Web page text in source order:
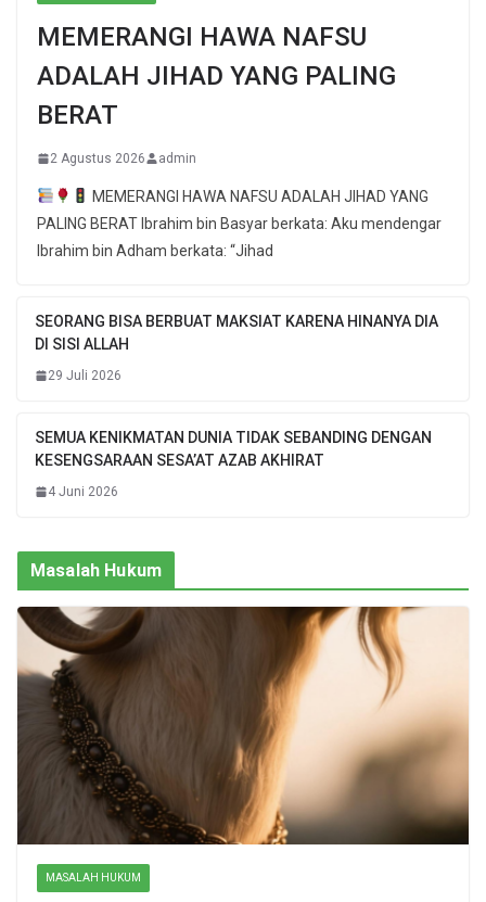
MEMERANGI HAWA NAFSU
ADALAH JIHAD YANG PALING
BERAT
2 Agustus 2026 admin
MEMERANGI HAWA NAFSU ADALAH JIHAD YANG
PALING BERAT Ibrahim bin Basyar berkata: Aku mendengar
Ibrahim bin Adham berkata: “Jihad
SEORANG BISA BERBUAT MAKSIAT KARENA HINANYA DIA
DI SISI ALLAH
29 Juli 2026
SEMUA KENIKMATAN DUNIA TIDAK SEBANDING DENGAN
KESENGSARAAN SESA’AT AZAB AKHIRAT
4 Juni 2026
Masalah Hukum
MASALAH HUKUM